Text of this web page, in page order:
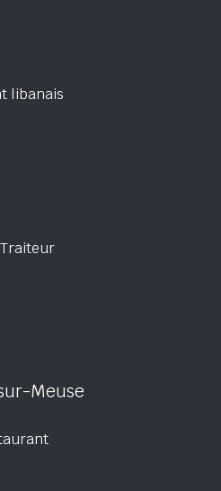
libanais
Meuse